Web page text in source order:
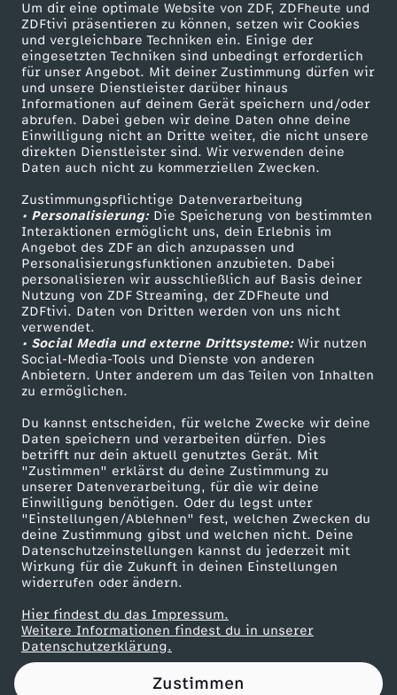
Um dir eine optimale Website von ZDF, ZDFheute und
ZDFtivi präsentieren zu können, setzen wir Cookies
und vergleichbare Techniken ein. Einige der
eingesetzten Techniken sind unbedingt erforderlich
für unser Angebot. Mit deiner Zustimmung dürfen wir
und unsere Dienstleister darüber hinaus
Informationen auf deinem Gerät speichern und/oder
abrufen. Dabei geben wir deine Daten ohne deine
Einwilligung nicht an Dritte weiter, die nicht unsere
direkten Dienstleister sind. Wir verwenden deine
Daten auch nicht zu kommerziellen Zwecken.
Zustimmungspflichtige Datenverarbeitung
• Personalisierung:Die Speicherung von bestimmten
Interaktionen ermöglicht uns, dein Erlebnis im
Angebot des ZDF an dich anzupassen und
Personalisierungsfunktionen anzubieten. Dabei
personalisieren wir ausschließlich auf Basis deiner
Nutzung von ZDF Streaming, der ZDFheute und
ZDFtivi. Daten von Dritten werden von uns nicht
verwendet.
• Social Media und externe Drittsysteme:Wir nutzen
Social-Media-Tools und Dienste von anderen
Anbietern. Unter anderem um das Teilen von Inhalten
zu ermöglichen.
Du kannst entscheiden, für welche Zwecke wir deine
Daten speichern und verarbeiten dürfen. Dies
betrifft nur dein aktuell genutztes Gerät. Mit
"Zustimmen" erklärst du deine Zustimmung zu
unserer Datenverarbeitung, für die wir deine
Einwilligung benötigen. Oder du legst unter
"Einstellungen/Ablehnen" fest, welchen Zwecken du
deine Zustimmung gibst und welchen nicht. Deine
Datenschutzeinstellungen kannst du jederzeit mit
Wirkung für die Zukunft in deinen Einstellungen
widerrufen oder ändern.
Hier findest du das Impressum.
Weitere Informationen findest du in unserer
Datenschutzerklärung.
Zustimmen
n
g
t
o
n
:
B
u
n
d
e
s
k
a
n
z
Mehr ZDF
ZDF-Apps
Smart TV
ZDFtext
Livestreams
Sendungen A-Z
TV-Programm
Service
ZDFmitreden
Kontakt zum ZDF
Tickets
Zuschauerservice
Hilfe
ZDF Unternehmen
Karriere
ZDF goes Schule
Werbefernsehen
Mainzelmännchen
Partner